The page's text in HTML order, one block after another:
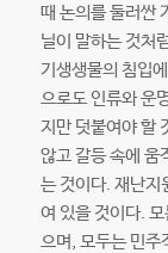
때 논의를 둘러싼
닐이 말하는 것처
기생생물의 침입
으로도 인류와 운
지만 덧붙여야 할
않고 갈등 속에 움
는 것이다. 재난지
여 있을 것이다.
으며, 모두는 민주